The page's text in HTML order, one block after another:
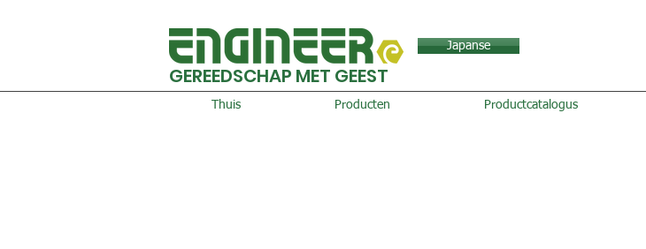
Japanse
GEREEDSCHAP MET GEEST
Thuis Producten Productcatalogus